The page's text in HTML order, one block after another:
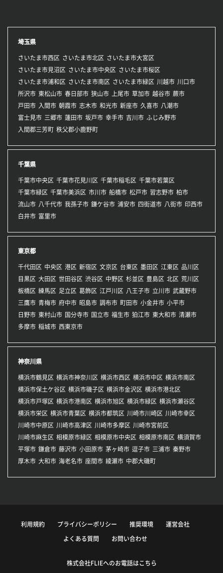
埼玉県
さいたま市西区 さいたま市北区
さいたま市大宮区
さいたま市見沼区
さいたま市中央区
さいたま市桜区
さいたま市浦和区
さいたま市南区 さいたま市緑区 川越市 川口市
所沢市 東松山市 春日部市 狭山市 上尾市 草加市 越谷市 蕨市
戸田市 入間市 朝霞市 志木市 和光市 新座市 久喜市 八潮市
富士見市 三郷市 蓮田市 坂戸市 幸手市 吉川市 ふじみ野市
入間郡三芳町 秩父郡小鹿野町
千葉県
千葉市中央区 千葉市花見川区 千葉市稲毛区 千葉市若葉区
千葉市緑区 千葉市美浜区 市川市 船橋市 松戸市 習志野市 柏市
流山市 八千代市 我孫子市 鎌ケ谷市 浦安市 四街道市 八街市 印西市
白井市 富里市
東京都
千代田区 中央区 港区 新宿区 文京区 台東区 墨田区 江東区 品川区
目黒区 大田区 世田谷区 渋谷区 中野区 杉並区 豊島区 北区 荒川区
板橋区 練馬区 足立区 葛飾区 江戸川区 八王子市 立川市 武蔵野市
三鷹市 青梅市 府中市 昭島市 調布市 町田市 小金井市 小平市
日野市 東村山市 国分寺市 国立市 福生市 狛江市 東大和市 清瀬市
多摩市 稲城市 西東京市
神奈川県
横浜市鶴見区 横浜市神奈川区 横浜市西区 横浜市中区 横浜市南区
横浜市保土ケ谷区 横浜市磯子区 横浜市金沢区 横浜市港北区
横浜市戸塚区 横浜市港南区 横浜市旭区 横浜市緑区 横浜市瀬谷区
横浜市栄区 横浜市青葉区 横浜市都筑区 川崎市川崎区 川崎市幸区
川崎市中原区 川崎市高津区 川崎市多摩区 川崎市宮前区
川崎市麻生区 相模原市緑区 相模原市中央区 相模原市南区 横須賀市
平塚市 鎌倉市 藤沢市 小田原市 茅ヶ崎市 逗子市 三浦市 秦野市
厚木市 大和市 海老名市 座間市 綾瀬市 中郡大磯町
利用規約 プライバシーポリシー 推奨環境 運営会社
よくある質問 お問い合わせ
株式会社FLIEへのお電話はこちら